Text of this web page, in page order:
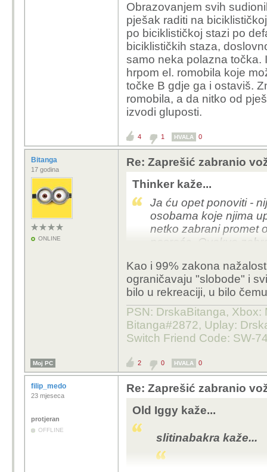
Obrazovanjem svih
pješak raditi na
po biciklističkoj stazi po
biciklističkih staza,
samo neka polazna točka.
hrpom el. romobila koje
točke B gdje ga i ostaviš.
romobila, a da nitko od
izvodi gluposti.
4 1 HVALA 0
Bitanga
17 godina
ONLINE
Re: Zaprešić zabranio
Thinker kaže...
Ja ću opet ponoviti -
osobama koje njima
netko zabrani promet
nesreća. Ovakve
Kao i 99% zakona
ograničavaju "slobode" i
bilo u rekreaciji, u bilo
PSN: DrskaBitanga, Xbox:
Bitanga#2872, Uplay:
Switch Friend Code: SW-
Moj PC 2 0 HVALA 0
filip_medo
23 mjeseca
protjeran
OFFLINE
Re: Zaprešić zabranio
Old Iggy kaže...
slitinabakra kaže...